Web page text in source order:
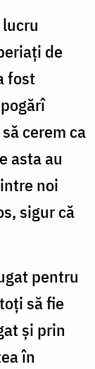
de
fost
cerem ca
asta au
noi
sigur că
pentru
să fie
și prin
în